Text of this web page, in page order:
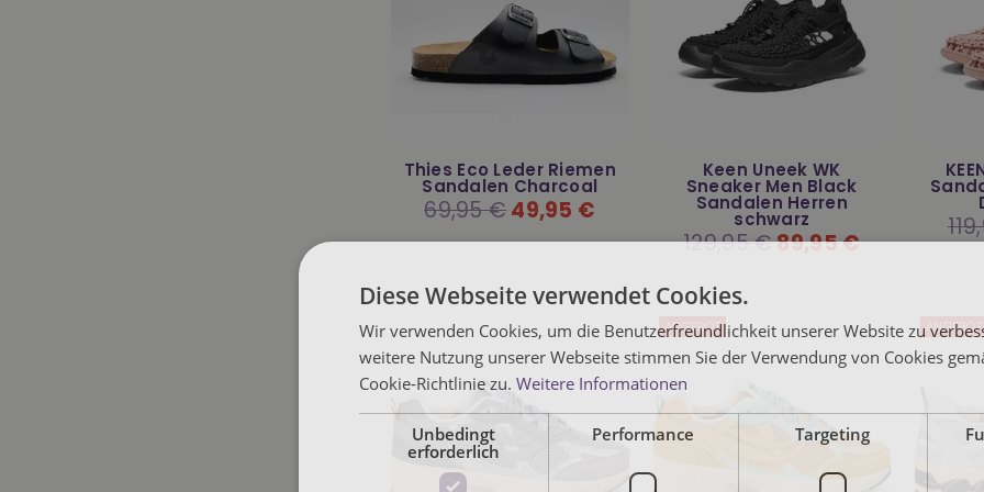
Thies Eco Leder Riemen
Sandalen Charcoal
Normaler
Preis
69,95 €49,95 €
Keen Uneek WK
Sneaker Men Black
Sandalen Herren
schwarz
Normaler
129,95 €89,95 € Preis
ANGEBOT ANGEBOT
Diese Webseite verwendet Cookies.
Wir verwenden Cookies, um die Benutzerfreundlichkeit unserer Website zu
weitere Nutzung unserer Webseite stimmen Sie der Verwendung von Cookies
Cookie-Richtlinie zu. Weitere Informationen
Unbedingt
erforderlich
Performance Targeting